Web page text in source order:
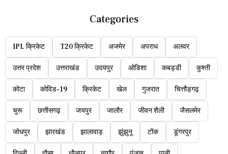
Categories
IPL क्रिकेट T20 क्रिकेट अजमेर अपराध अलवर
उत्तर प्रदेश उत्तराखंड उदयपुर ओडिशा कबड्डी कुश्ती
कोटा कोविड-19 क्रिकेट खेल गुजरात चित्तौड़गढ़
चुरू छत्तीसगढ़ जयपुर जालौर जीवन शैली जैसलमेर
जोधपुर झारखंड झालावाड़ झुंझुनू टोंक डूंगरपुर